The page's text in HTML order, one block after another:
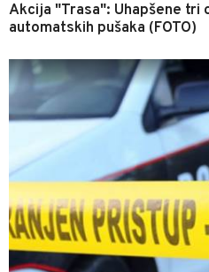
Akcija "Trasa": Uhapšene tri
automatskih pušaka (FOTO)